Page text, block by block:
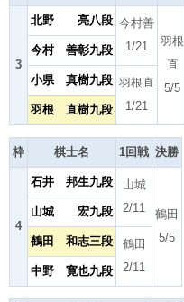
3
北野 亮八段 今村善
1/21
羽根
直
5/5
今村 善彰九段
小県 真樹九段 羽根直
1/21
羽根 直樹九段
枠 棋士名 1回戦 決勝
4
石井 邦生九段
山城
2/11
鶴田
5/5
山城 宏九段
鶴田 和志三段
鶴田
2/11
中野 寛也九段